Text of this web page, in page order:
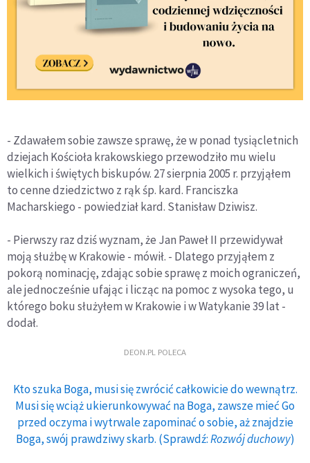
- Zdawałem sobie zawsze sprawę, że w ponad tysiącletnich
dziejach Kościoła krakowskiego przewodziło mu wielu
wielkich i świętych biskupów. 27 sierpnia 2005 r. przyjąłem
to cenne dziedzictwo z rąk śp. kard. Franciszka
Macharskiego - powiedział kard. Stanisław Dziwisz.
- Pierwszy raz dziś wyznam, że Jan Paweł II przewidywał
moją służbę w Krakowie - mówił. - Dlatego przyjąłem z
pokorą nominację, zdając sobie sprawę z moich ograniczeń,
ale jednocześnie ufając i licząc na pomoc z wysoka tego, u
którego boku służyłem w Krakowie i w Watykanie 39 lat -
dodał.
DEON.PL POLECA
Kto szuka Boga, musi się zwrócić całkowicie do wewnątrz.
Musi się wciąż ukierunkowywać na Boga, zawsze mieć Go
przed oczyma i wytrwale zapominać o sobie, aż znajdzie
Boga, swój prawdziwy skarb. (Sprawdź:Rozwój duchowy)